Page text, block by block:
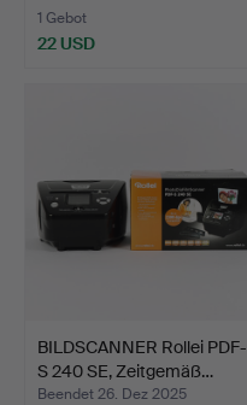
1 Gebot
22 USD
BILDSCANNER Rollei PDF-
S 240 SE, Zeitgemäß…
Beendet 26. Dez 2025